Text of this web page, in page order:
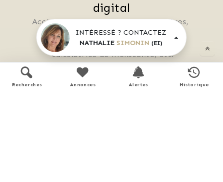
digital
Accès à toutes les ventes immobilières,
boussole à réalité augmentée,
tester le débit de votre futur achat,
calculatrice de mensualité, etc.
Application mobile disponible sur
INTÉRESSÉ ? CONTACTEZ
NATHALIE SIMONIN (EI)
Recherches Annonces Alertes Historique